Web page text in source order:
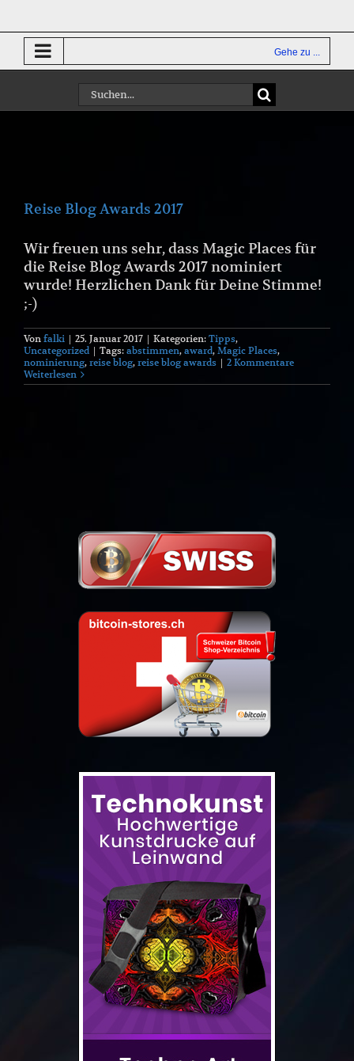
springen
Gehe zu ...
Suche
nach:
Reise Blog Awards 2017
Wir freuen uns sehr, dass Magic Places für
die Reise Blog Awards 2017 nominiert
wurde! Herzlichen Dank für Deine Stimme!
;-)
Von falki | 25. Januar 2017 | Kategorien: Tipps,
Uncategorized | Tags: abstimmen, award, Magic Places,
nominierung, reise blog, reise blog awards | 2 Kommentare
Weiterlesen